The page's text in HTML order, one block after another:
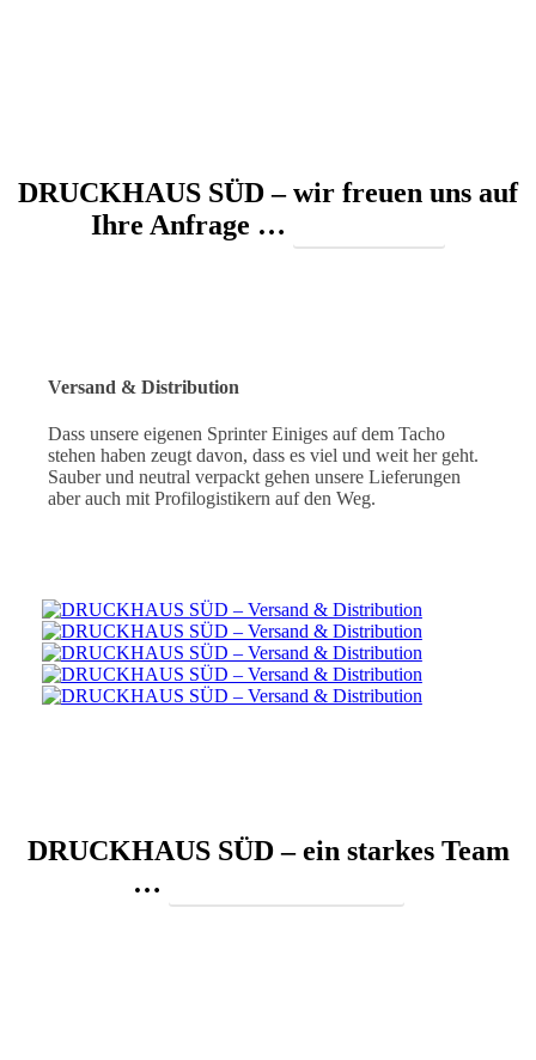
DRUCKHAUS SÜD – wir freuen uns auf
Ihre Anfrage …
Versand & Distribution
Dass unsere eigenen Sprinter Einiges auf dem Tacho
stehen haben zeugt davon, dass es viel und weit her geht.
Sauber und neutral verpackt gehen unsere Lieferungen
aber auch mit Profilogistikern auf den Weg.
DRUCKHAUS SÜD – ein starkes Team
…